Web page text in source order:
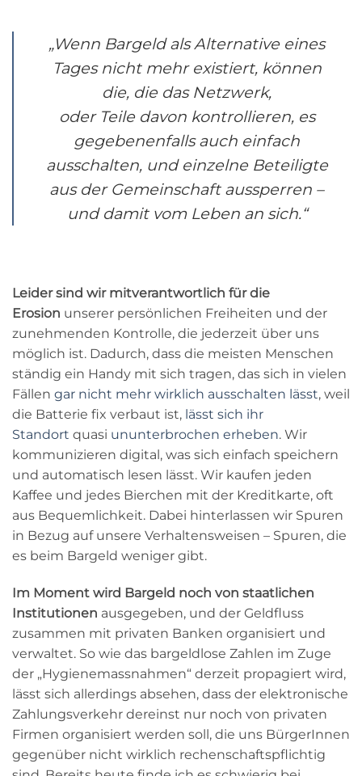
„Wenn Bargeld als Alternative eines
Tages nicht mehr existiert, können
die, die das Netzwerk,
oder Teile davon kontrollieren, es
gegebenenfalls auch einfach
ausschalten, und einzelne Beteiligte
aus der Gemeinschaft aussperren –
und damit vom Leben an sich.“
Leider sind wir mitverantwortlich für die
Erosion unserer persönlichen Freiheiten und der
zunehmenden Kontrolle, die jederzeit über uns
möglich ist. Dadurch, dass die meisten Menschen
ständig ein Handy mit sich tragen, das sich in vielen
Fällen gar nicht mehr wirklich ausschalten lässt, weil
die Batterie fix verbaut ist, lässt sich ihr
Standort quasi ununterbrochen erheben. Wir
kommunizieren digital, was sich einfach speichern
und automatisch lesen lässt. Wir kaufen jeden
Kaffee und jedes Bierchen mit der Kreditkarte, oft
aus Bequemlichkeit. Dabei hinterlassen wir Spuren
in Bezug auf unsere Verhaltensweisen – Spuren, die
es beim Bargeld weniger gibt.
Im Moment wird Bargeld noch von staatlichen
Institutionen ausgegeben, und der Geldfluss
zusammen mit privaten Banken organisiert und
verwaltet. So wie das bargeldlose Zahlen im Zuge
der „Hygienemassnahmen“ derzeit propagiert wird,
lässt sich allerdings absehen, dass der elektronische
Zahlungsverkehr dereinst nur noch von privaten
Firmen organisiert werden soll, die uns BürgerInnen
gegenüber nicht wirklich rechenschaftspflichtig